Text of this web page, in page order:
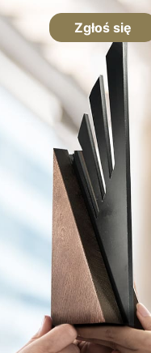
Zgłoś się